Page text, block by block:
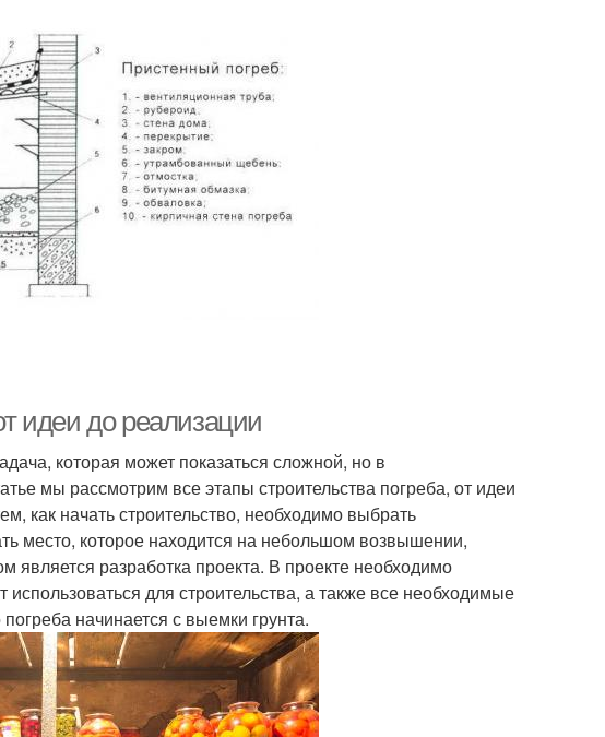
идеи до реализации
которая может показаться сложной, но в
мы рассмотрим все этапы строительства погреба, от идеи
как начать строительство, необходимо выбрать
место, которое находится на небольшом возвышении,
разработка проекта. В проекте необходимо
для строительства, а также все необходимые
начинается с выемки грунта.